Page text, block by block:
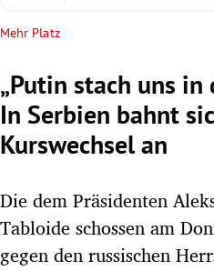
Untermenü
Untermenü
Untermenü
Untermenü
Untermenü
Mehr Platz
„Putin stach uns in
In Serbien bahnt
Kurswechsel an
Die dem Präsidenten
Tabloide schossen am
gegen den russischen